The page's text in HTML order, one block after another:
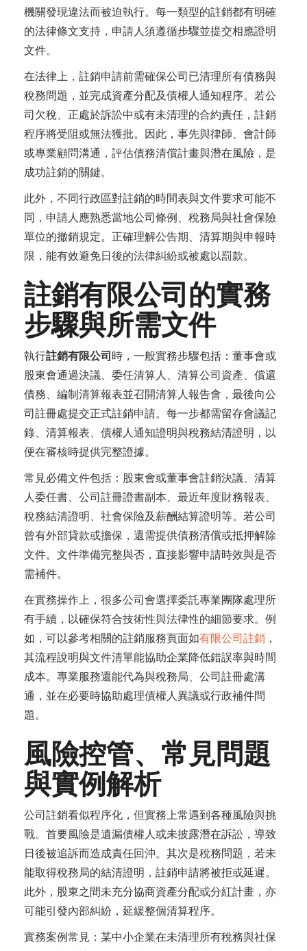
機關發現違法而被迫執行。每一類型的註銷都有明確
的法律條文支持，申請人須遵循步驟並提交相應證明
文件。
在法律上，註銷申請前需確保公司已清理所有債務與
稅務問題，並完成資產分配及債權人通知程序。若公
司欠稅、正處於訴訟中或有未清理的合約責任，註銷
程序將受阻或無法獲批。因此，事先與律師、會計師
或專業顧問溝通，評估債務清償計畫與潛在風險，是
成功註銷的關鍵。
此外，不同行政區對註銷的時間表與文件要求可能不
同，申請人應熟悉當地公司條例、稅務局與社會保險
單位的撤銷規定。正確理解公告期、清算期與申報時
限，能有效避免日後的法律糾紛或被處以罰款。
註銷有限公司的實務
步驟與所需文件
執行註銷有限公司 時，一般實務步驟包括：董事會或
股東會通過決議、委任清算人、清算公司資產、償還
債務、編制清算報表並召開清算人報告會，最後向公
司註冊處提交正式註銷申請。每一步都需留存會議記
錄、清算報表、債權人通知證明與稅務結清證明，以
便在審核時提供完整證據。
常見必備文件包括：股東會或董事會註銷決議、清算
人委任書、公司註冊證書副本、最近年度財務報表、
稅務結清證明、社會保險及薪酬結算證明等。若公司
曾有外部貸款或擔保，還需提供債務清償或抵押解除
文件。文件準備完整與否，直接影響申請時效與是否
需補件。
在實務操作上，很多公司會選擇委託專業團隊處理所
有手續，以確保符合技術性與法律性的細節要求。例
如，可以參考相關的註銷服務頁面如有限公司註銷 ，
其流程說明與文件清單能協助企業降低錯誤率與時間
成本。專業服務還能代為與稅務局、公司註冊處溝
通，並在必要時協助處理債權人異議或行政補件問
題。
風險控管、常見問題
與實例解析
公司註銷看似程序化，但實務上常遇到各種風險與挑
戰。首要風險是遺漏債權人或未披露潛在訴訟，導致
日後被追訴而造成責任回沖。其次是稅務問題，若未
能取得稅務局的結清證明，註銷申請將被拒或延遲。
此外，股東之間未充分協商資產分配或分紅計畫，亦
可能引發內部糾紛，延緩整個清算程序。
實務案例常見：某中小企業在未清理所有稅務與社保